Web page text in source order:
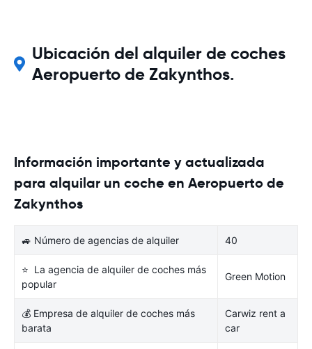
Ubicación del alquiler de coches
Aeropuerto de Zakynthos.
Información importante y actualizada
para alquilar un coche en Aeropuerto de
Zakynthos
🚙 Número de agencias de alquiler 40
⭐ La agencia de alquiler de coches más
popular
Green Motion
💰 Empresa de alquiler de coches más
barata
Carwiz rent a
car